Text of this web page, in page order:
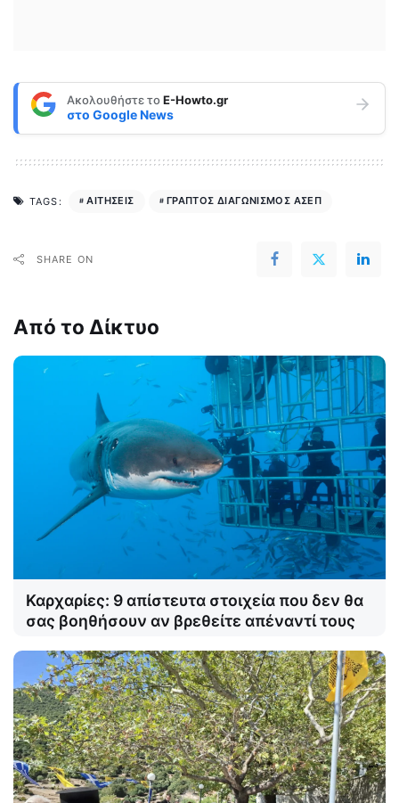
Ακολουθήστε τοE-Howto.gr
στο Google News
TAGS: ΑΙΤΗΣΕΙΣ ΓΡΑΠΤΟΣ ΔΙΑΓΩΝΙΣΜΟΣ ΑΣΕΠ
SHARE ON
Από το Δίκτυο
Καρχαρίες: 9 απίστευτα στοιχεία που δεν θα
σας βοηθήσουν αν βρεθείτε απέναντί τους